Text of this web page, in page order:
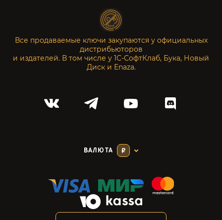
Все продаваемые ключи закупаются у официальных
дистрибьюторов
и издателей. В том числе у 1С-СофтКлаб, Бука, Новый
Диск и Enaza.
ВАЛЮТА ₽